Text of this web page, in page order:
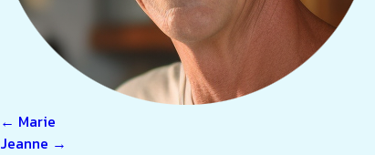
NAVIGATION
← Marie
Jeanne →